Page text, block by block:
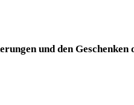
und den Geschenken